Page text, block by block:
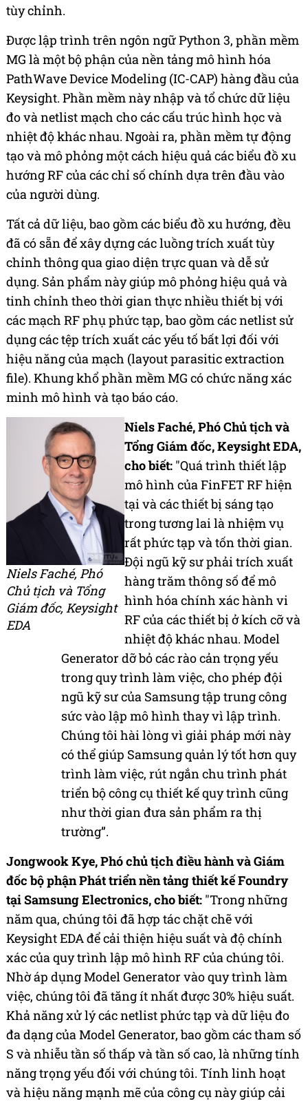
tùy chỉnh.
Được lập trình trên ngôn ngữ Python 3, phần mềm
MG là một bộ phận của nền tảng mô hình hóa
PathWave Device Modeling (IC-CAP) hàng đầu của
Keysight. Phần mềm này nhập và tổ chức dữ liệu
đo và netlist mạch cho các cấu trúc hình học và
nhiệt độ khác nhau. Ngoài ra, phần mềm tự động
tạo và mô phỏng một cách hiệu quả các biểu đồ xu
hướng RF của các chỉ số chính dựa trên đầu vào
của người dùng.
Tất cả dữ liệu, bao gồm các biểu đồ xu hướng, đều
đã có sẵn để xây dựng các luồng trích xuất tùy
chỉnh thông qua giao diện trực quan và dễ sử
dụng. Sản phẩm này giúp mô phỏng hiệu quả và
tinh chỉnh theo thời gian thực nhiều thiết bị với
các mạch RF phụ phức tạp, bao gồm các netlist sử
dụng các tệp trích xuất các yếu tố bất lợi đối với
hiệu năng của mạch (layout parasitic extraction
file). Khung khổ phần mềm MG có chức năng xác
minh mô hình và tạo báo cáo.
Niels Faché, Phó
Chủ tịch và Tổng
Giám đốc, Keysight
EDA
Niels Faché, Phó Chủ tịch và
Tổng Giám đốc, Keysight EDA,
cho biết: "Quá trình thiết lập
mô hình của FinFET RF hiện
tại và các thiết bị sáng tạo
trong tương lai là nhiệm vụ
rất phức tạp và tốn thời gian.
Đội ngũ kỹ sư phải trích xuất
hàng trăm thông số để mô
hình hóa chính xác hành vi
RF của các thiết bị ở kích cỡ và
nhiệt độ khác nhau. Model
Generator dỡ bỏ các rào cản trọng yếu
trong quy trình làm việc, cho phép đội
ngũ kỹ sư của Samsung tập trung công
sức vào lập mô hình thay vì lập trình.
Chúng tôi hài lòng vì giải pháp mới này
có thể giúp Samsung quản lý tốt hơn quy
trình làm việc, rút ngắn chu trình phát
triển bộ công cụ thiết kế quy trình cũng
như thời gian đưa sản phẩm ra thị
trường”.
Jongwook Kye, Phó chủ tịch điều hành và Giám
đốc bộ phận Phát triển nền tảng thiết kế Foundry
tại Samsung Electronics, cho biết: "Trong những
năm qua, chúng tôi đã hợp tác chặt chẽ với
Keysight EDA để cải thiện hiệu suất và độ chính
xác của quy trình lập mô hình RF của chúng tôi.
Nhờ áp dụng Model Generator vào quy trình làm
việc, chúng tôi đã tăng ít nhất được 30% hiệu suất.
Khả năng xử lý các netlist phức tạp và dữ liệu đo
đa dạng của Model Generator, bao gồm các tham số
S và nhiễu tần số thấp và tần số cao, là những tính
năng trọng yếu đối với chúng tôi. Tính linh hoạt
và hiệu năng mạnh mẽ của công cụ này giúp cải